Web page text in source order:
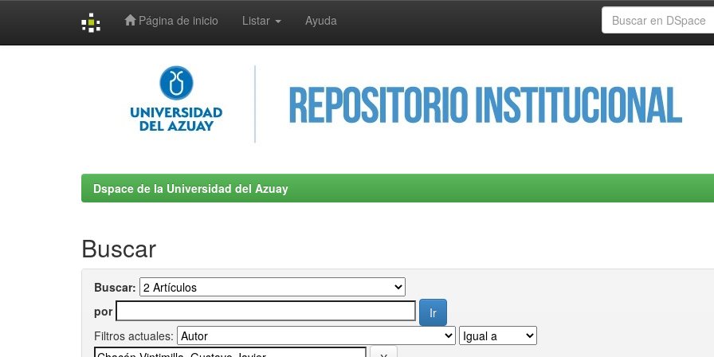
Página de inicio Listar Ayuda
Dspace de la Universidad del Azuay
Buscar
Buscar:
por
Filtros actuales: